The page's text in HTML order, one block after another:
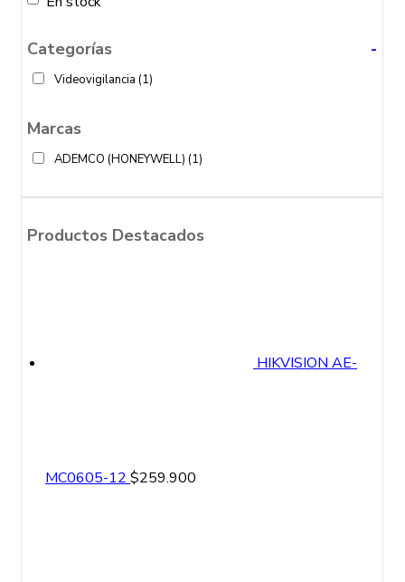
Categorías -
Videovigilancia (1)
Marcas
ADEMCO (HONEYWELL) (1)
Productos Destacados
HIKVISION AE-
MC0605-12 $259.900